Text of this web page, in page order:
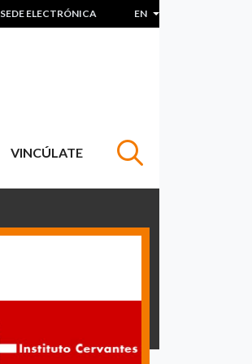
SEDE ELECTRÓNICA EN List additional actions
VINCÚLATE